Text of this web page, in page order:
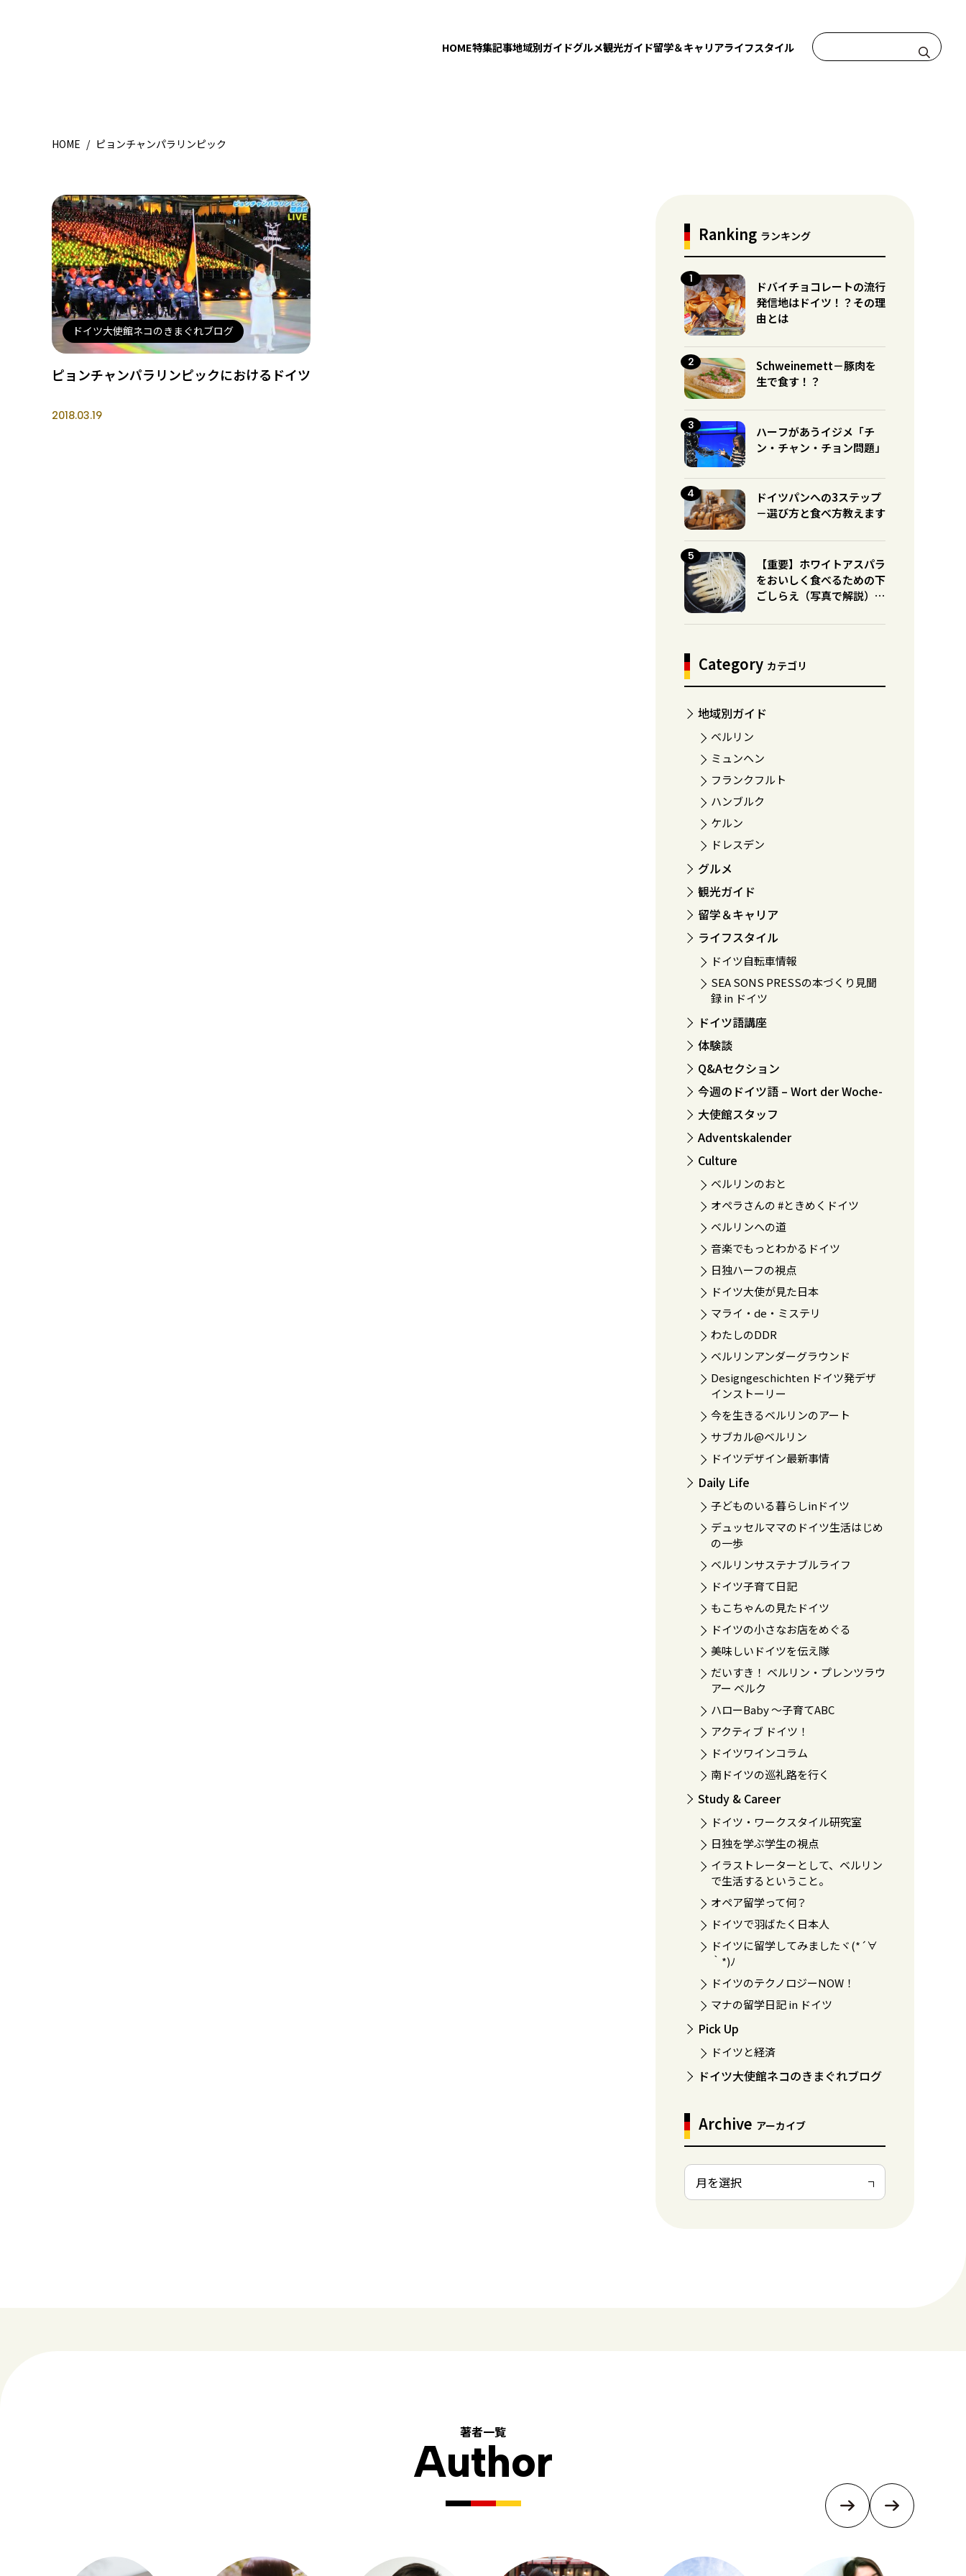
HOME特集記事地域別ガイドグルメ観光ガイド留学＆キャリアライフスタイル
HOME / ピョンチャンパラリンピック
ドイツ大使館ネコのきまぐれブログ
ピョンチャンパラリンピックにおけるドイツ
2018.03.19
Ranking ランキング
ドバイチョコレートの流行
発信地はドイツ！？その理
由とは
Schweinemett－豚肉を
生で食す！？
ハーフがあうイジメ「チ
ン・チャン・チョン問題」
ドイツパンへの3ステップ
－選び方と食べ方教えます
【重要】ホワイトアスパラ
をおいしく食べるための下
ごしらえ（写真で解説）※
Category カテゴリ
地域別ガイド
ベルリン
ミュンヘン
フランクフルト
ハンブルク
ケルン
ドレスデン
グルメ
観光ガイド
留学＆キャリア
ライフスタイル
ドイツ自転車情報
SEA SONS PRESSの本づくり見聞
録 in ドイツ
ドイツ語講座
体験談
Q&Aセクション
今週のドイツ語 – Wort der Woche-
大使館スタッフ
Adventskalender
Culture
ベルリンのおと
オペラさんの #ときめくドイツ
ベルリンへの道
音楽でもっとわかるドイツ
日独ハーフの視点
ドイツ大使が見た日本
マライ・de・ミステリ
わたしのDDR
ベルリンアンダーグラウンド
Designgeschichten ドイツ発デザ
インストーリー
今を生きるベルリンのアート
サブカル@ベルリン
ドイツデザイン最新事情
Daily Life
子どものいる暮らしinドイツ
デュッセルママのドイツ生活はじめ
の一歩
ベルリンサステナブルライフ
ドイツ子育て日記
もこちゃんの見たドイツ
ドイツの小さなお店をめぐる
美味しいドイツを伝え隊
だいすき！ ベルリン・プレンツラウ
アー ベルク
ハローBaby 〜子育てABC
アクティブ ドイツ！
ドイツワインコラム
南ドイツの巡礼路を行く
Study & Career
ドイツ・ワークスタイル研究室
日独を学ぶ学生の視点
イラストレーターとして、ベルリン
で生活するということ。
オペア留学って何？
ドイツで羽ばたく日本人
ドイツに留学してみましたヾ(*´∀
｀*)ﾉ
ドイツのテクノロジーNOW！
マナの留学日記 in ドイツ
Pick Up
ドイツと経済
ドイツ大使館ネコのきまぐれブログ
Archive アーカイブ
著者一覧
Author